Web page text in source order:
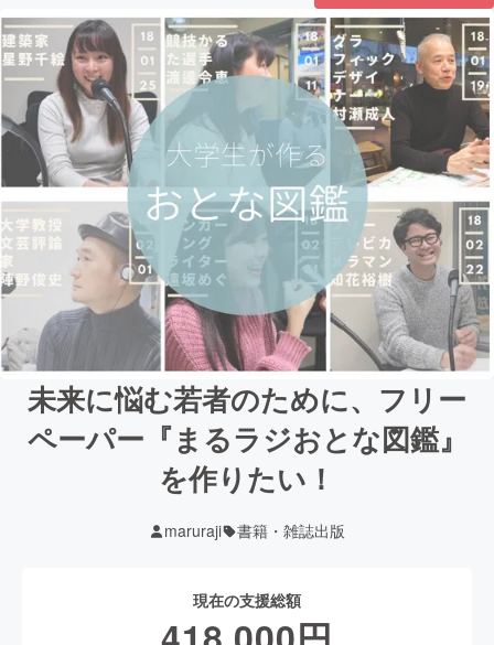
未来に悩む若者のために、フリー
ペーパー『まるラジおとな図鑑』
を作りたい！
maruraji 書籍・雑誌出版
現在の支援総額